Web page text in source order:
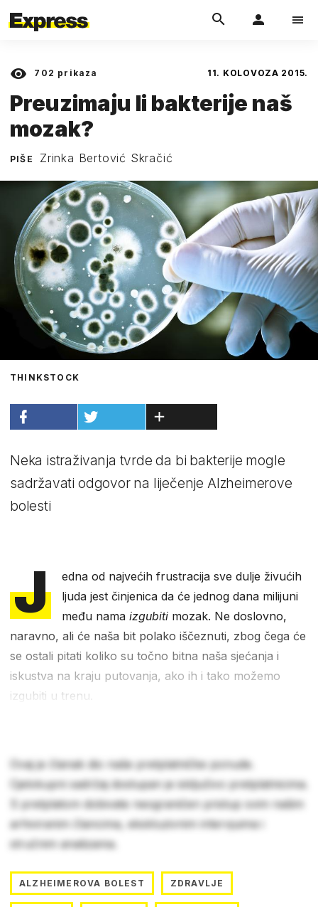
702 prikaza 11. KOLOVOZA 2015.
Preuzimaju li bakterije naš
mozak?
PIŠE Zrinka Bertović Skračić
THINKSTOCK
Neka istraživanja tvrde da bi bakterije mogle
sadržavati odgovor na liječenje Alzheimerove
bolesti
J
edna od najvećih frustracija sve dulje živućih
ljuda jest činjenica da će jednog dana milijuni
među namaizgubiti mozak. Ne doslovno,
naravno, ali će naša bit polako iščeznuti, zbog čega će
se ostali pitati koliko su točno bitna naša sjećanja i
iskustva na kraju putovanja, ako ih i tako možemo
izgubiti u trenu.
Ovaj je članak dio naše pretplatničke ponude.
Cjelokupni sadržaj dostupan je isključivo pretplatnicima.
S pretplatom dobivate neograničen pristup svim našim
arhiviranim člancima, ekskluzivnim intervjuima i
stručnim analizama.
ALZHEIMEROVA BOLEST ZDRAVLJE